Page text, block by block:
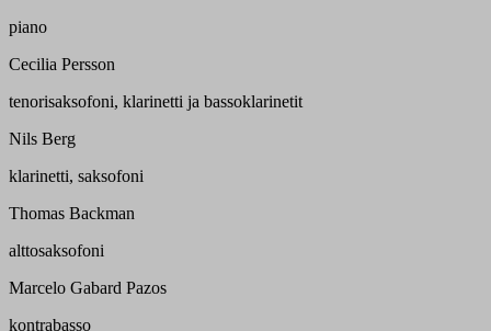
piano
Cecilia Persson
tenorisaksofoni, klarinetti ja bassoklarinetit
Nils Berg
klarinetti, saksofoni
Thomas Backman
alttosaksofoni
Marcelo Gabard Pazos
kontrabasso